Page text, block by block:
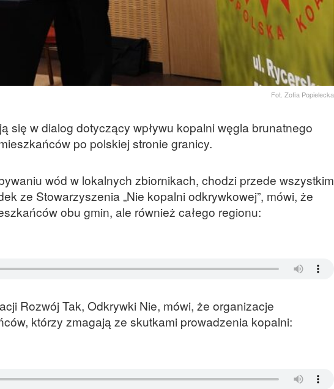
Fot. Zofia Popielecka
się w dialog dotyczący wpływu kopalni węgla brunatnego
po polskiej stronie granicy.
wód w lokalnych zbiornikach, chodzi przede wszystkim
ze Stowarzyszenia „Nie kopalni odkrywkowej”, mówi, że
obu gmin, ale również całego regionu:
Rozwój Tak, Odkrywki Nie, mówi, że organizacje
którzy zmagają ze skutkami prowadzenia kopalni: